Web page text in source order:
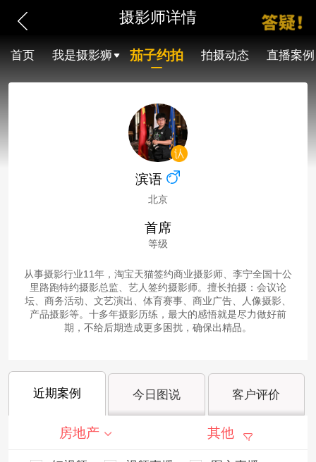
摄影师详情
首页 我是摄影狮 茄子约拍 拍摄动态 直播案例
滨语
北京
首席
等级
从事摄影行业11年，淘宝天猫签约商业摄影师、李宁全国十公
里路跑特约摄影总监、艺人签约摄影师。擅长拍摄：会议论
坛、商务活动、文艺演出、体育赛事、商业广告、人像摄影、
产品摄影等。十多年摄影历练，最大的感悟就是尽力做好前
期，不给后期造成更多困扰，确保出精品。
近期案例 今日图说 客户评价
房地产 其他